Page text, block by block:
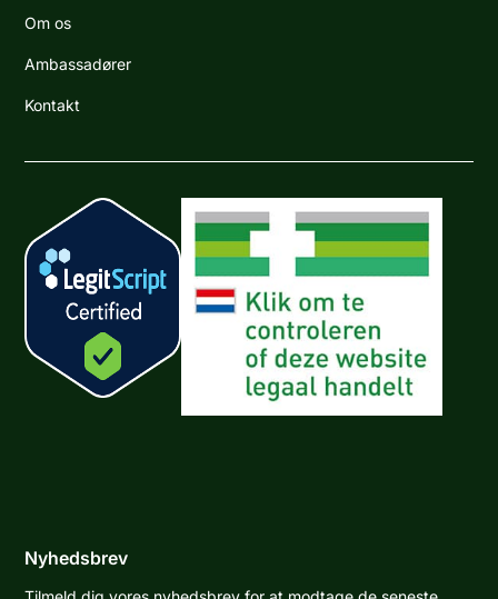
Om os
Ambassadører
Kontakt
Nyhedsbrev